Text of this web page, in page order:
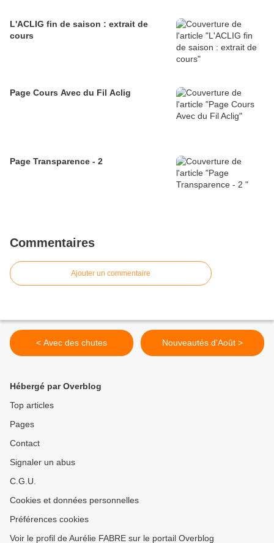
L'ACLIG fin de saison : extrait de
cours
Page Cours Avec du Fil Aclig
Page Transparence - 2
Commentaires
Ajouter un commentaire
< Avec des chutes Nouveautés d'Août >
Hébergé par Overblog
Top articles
Pages
Contact
Signaler un abus
C.G.U.
Cookies et données personnelles
Préférences cookies
Voir le profil de Aurélie FABRE sur le portail Overblog